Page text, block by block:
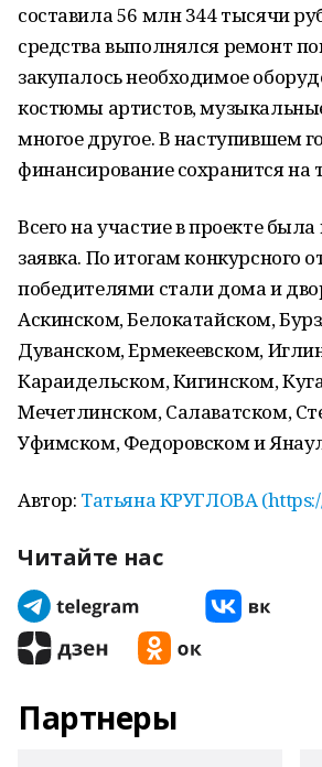
составила 56 млн 344 тысячи
средства выполнялся ремонт
закупалось необходимое
костюмы артистов,
многое другое. В наступившем
финансирование сохранится на
Всего на участие в проекте
заявка. По итогам конкурсного
победителями стали дома и
Аскинском, Белокатайском,
Дуванском, Ермекеевском,
Караидельском, Кигинском,
Мечетлинском, Салаватском,
Уфимском, Федоровском и
Автор: Татьяна КРУГЛОВА (
Читайте нас
Партнеры